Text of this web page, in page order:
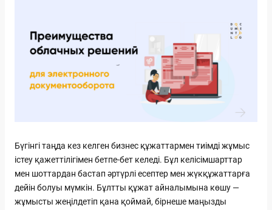
Бүгінгі таңда кез келген бизнес құжаттармен тиімді жұмыс
істеу қажеттілігімен бетпе-бет келеді. Бұл келісімшарттар
мен шоттардан бастап әртүрлі есептер мен жүкқұжаттарға
дейін болуы мүмкін. Бұлтты құжат айналымына көшу —
жұмысты жеңілдетіп қана қоймай, бірнеше маңызды